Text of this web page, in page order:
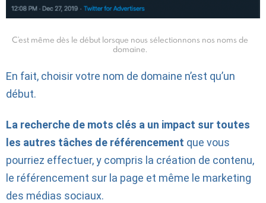
C’est même dès le début lorsque nous sélectionnons nos noms de
domaine.
En fait, choisir votre nom de domaine n’est qu’un
début.
La recherche de mots clés a un impact sur toutes
les autres tâches de référencement que vous
pourriez effectuer, y compris la création de contenu,
le référencement sur la page et même le marketing
des médias sociaux.